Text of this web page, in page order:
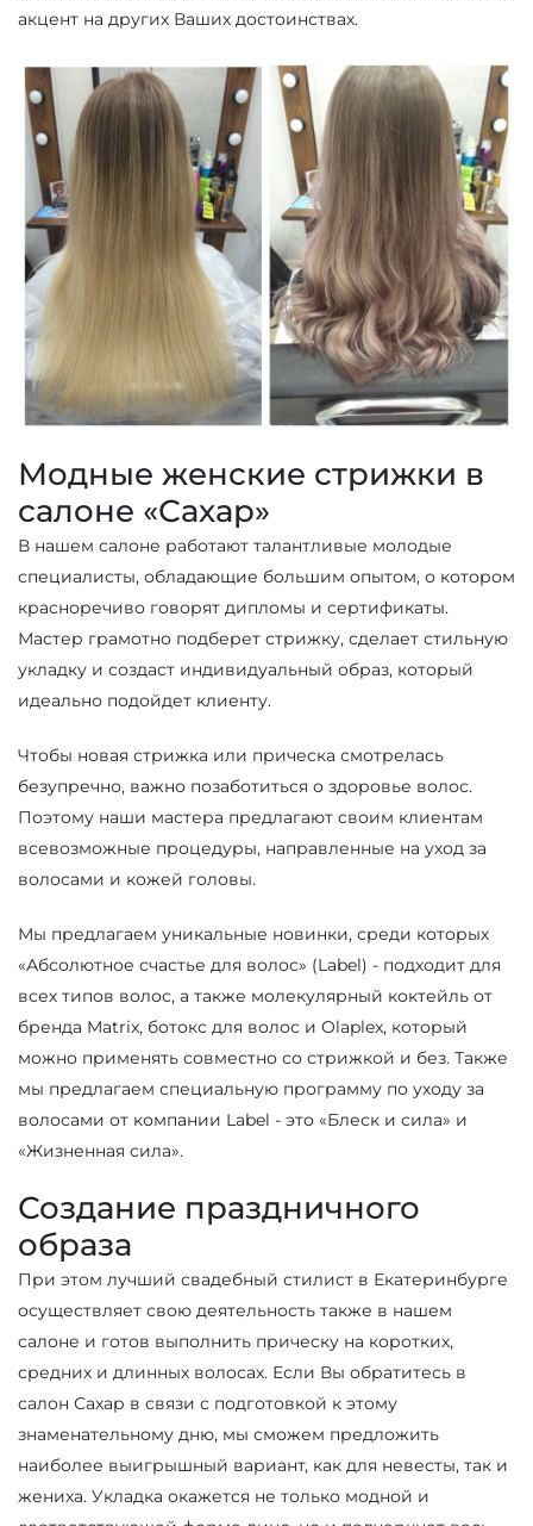
акцент на других Ваших достоинствах.
Модные женские стрижки в
салоне «Сахар»
В нашем салоне работают талантливые молодые
специалисты, обладающие большим опытом, о котором
красноречиво говорят дипломы и сертификаты.
Мастер грамотно подберет стрижку, сделает стильную
укладку и создаст индивидуальный образ, который
идеально подойдет клиенту.
Чтобы новая стрижка или прическа смотрелась
безупречно, важно позаботиться о здоровье волос.
Поэтому наши мастера предлагают своим клиентам
всевозможные процедуры, направленные на уход за
волосами и кожей головы.
Мы предлагаем уникальные новинки, среди которых
«Абсолютное счастье для волос» (Label) - подходит для
всех типов волос, а также молекулярный коктейль от
бренда Matrix, ботокс для волос и Olaplex, который
можно применять совместно со стрижкой и без. Также
мы предлагаем специальную программу по уходу за
волосами от компании Label - это «Блеск и сила» и
«Жизненная сила».
Создание праздничного
образа
При этом лучший свадебный стилист в Екатеринбурге
осуществляет свою деятельность также в нашем
салоне и готов выполнить прическу на коротких,
средних и длинных волосах. Если Вы обратитесь в
салон Сахар в связи с подготовкой к этому
знаменательному дню, мы сможем предложить
наиболее выигрышный вариант, как для невесты, так и
жениха. Укладка окажется не только модной и